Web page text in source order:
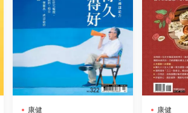
康健 康健